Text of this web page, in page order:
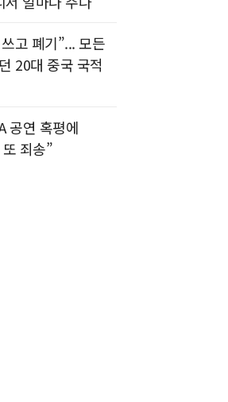
고 폐기”... 모든
20대 중국 국적
공연 혹평에
죄송”